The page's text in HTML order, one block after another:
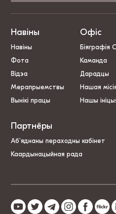
Навіны
Навіны
Фота
Відэа
Мерапрыемствы
Вынікі працы
Офіс
Біяграфія
Каманда
Дарадцы
Нашая
Нашы
Партнёры
Аб’яднаны пераходны кабінет
Каардынацыйная рада